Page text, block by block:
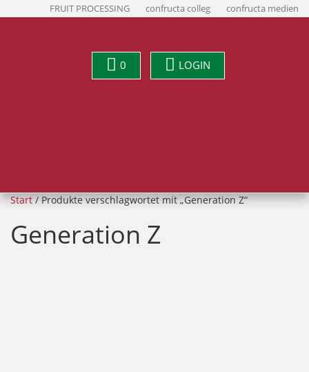
FRUIT PROCESSING confructa colleg confructa medien
0 LOGIN
Start/ Produkte verschlagwortet mit „Generation Z“
Generation Z